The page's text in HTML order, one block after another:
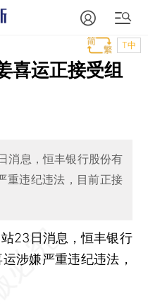
T中
喜运正接受组
消息，恒丰银行股份有
重违纪违法，目前正接
23日消息，恒丰银行
涉嫌严重违纪违法，